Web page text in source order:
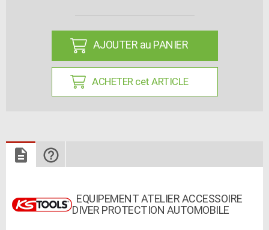
AJOUTER au PANIER
ACHETER cet ARTICLE
EQUIPEMENT ATELIER ACCESSOIRE
DIVER PROTECTION AUTOMOBILE